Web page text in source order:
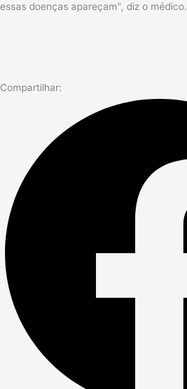
essas doenças apareçam", diz o médico.
Compartilhar: